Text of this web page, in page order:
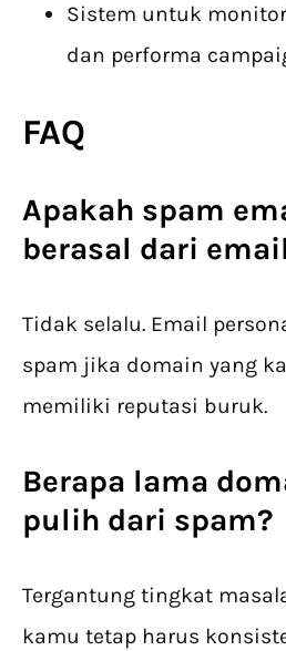
Sistem untuk
dan performa
FAQ
Apakah spam
berasal dari
Tidak selalu. Email
spam jika domain yang
memiliki reputasi buruk.
Berapa lama
pulih dari spam?
Tergantung tingkat
kamu tetap harus